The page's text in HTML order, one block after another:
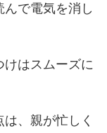
で電気を消し
はスムーズに
、親が忙しく